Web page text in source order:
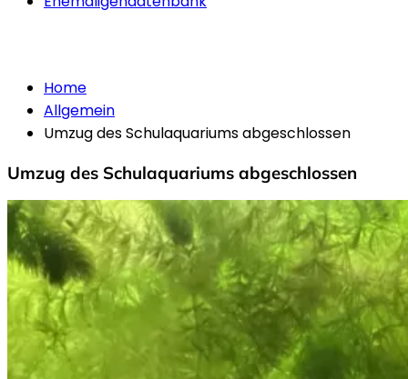
Home
Allgemein
Umzug des Schulaquariums abgeschlossen
Umzug des Schulaquariums abgeschlossen